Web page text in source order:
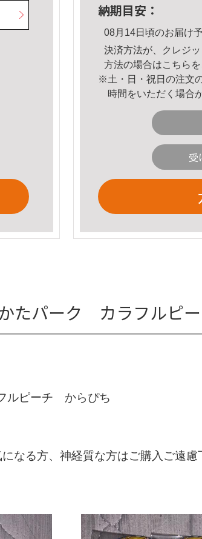
納期目安：
08月14日頃のお届け
決済方法が、クレジ
方法の場合はこちら
※土・日・祝日の注文
時間をいただく場合
受
たパーク カラフルピ
ルピーチ からぴち
なる方、神経質な方はご購入ご遠慮